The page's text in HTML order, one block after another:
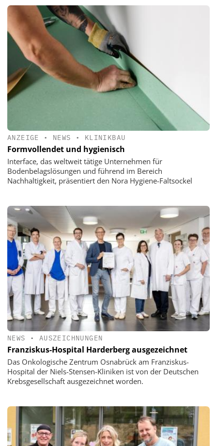
ANZEIGE • NEWS • KLINIKBAU
Formvollendet und hygienisch
Interface, das weltweit tätige Unternehmen für
Bodenbelagslösungen und führend im Bereich
Nachhaltigkeit, präsentiert den Nora Hygiene-Faltsockel
NEWS • AUSZEICHNUNGEN
Franziskus-Hospital Harderberg ausgezeichnet
Das Onkologische Zentrum Osnabrück am Franziskus-
Hospital der Niels-Stensen-Kliniken ist von der Deutschen
Krebsgesellschaft ausgezeichnet worden.